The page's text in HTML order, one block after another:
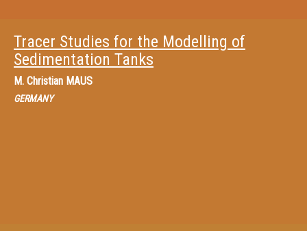
Tracer Studies for the Modelling of
Sedimentation Tanks
M. Christian MAUS
GERMANY